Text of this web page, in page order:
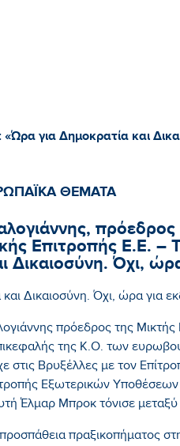
για Δημοκρατία και
ΘΕΜΑΤΑ
πρόεδρος
Επιτροπής Ε.Ε. –
Δικαιοσύνη. Όχι,
Δικαιοσύνη. Όχι, ώρα για
πρόεδρος της Μικτής
της Κ.Ο. των
στις Βρυξέλλες με τον
Εξωτερικών
Έλμαρ Μπροκ τόνισε
πραξικοπήματος